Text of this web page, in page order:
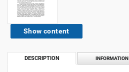
Show content
DESCRIPTION INFORMATION